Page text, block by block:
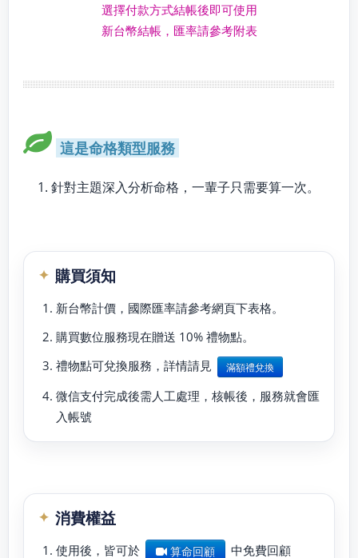
選擇付款方式結帳後即可使用
新台幣結帳，匯率請參考附表
這是命格類型服務
針對主題深入分析命格，一輩子只需要算一次。
購買須知
新台幣計價，國際匯率請參考網頁下表格。
購買數位服務現在贈送 10% 禮物點。
禮物點可兌換服務，詳情請見
滿額禮兌換
微信支付完成後需人工處理，核帳後，服務就會匯
入帳號
消費權益
使用後，皆可於 算命回顧 中免費回顧